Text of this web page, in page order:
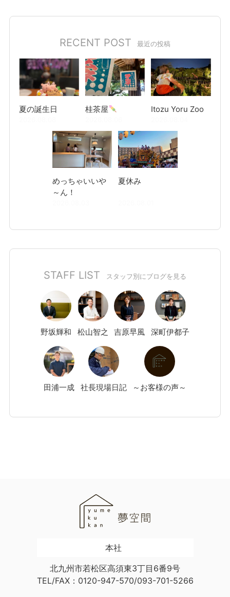
RECENT POST 最近の投稿
夏の誕生日 桂茶屋 Itozu Yoru Zoo
めっちゃいいや
～ん！
夏休み
STAFF LIST スタッフ別にブログを見る
野坂輝和 松山智之 吉原早風 深町伊都子
田浦一成 社長現場日記 ～お客様の声～
本社
北九州市若松区高須東3丁目6番9号
TEL/FAX：0120-947-570/093-701-5266